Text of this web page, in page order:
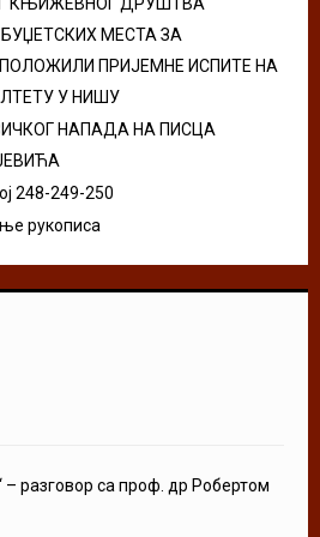
МЕСТА ЗА
ПРИЈЕМНЕ ИСПИТЕ НА
У НИШУ
НАПАДА НА ПИСЦА
248-249-250
рукописа
– разговор са проф. др Робертом